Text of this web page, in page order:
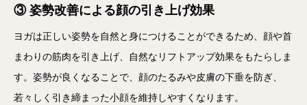
③ 姿勢改善による顔の引き上げ効果
ヨガは正しい姿勢を自然と身につけることができるため、顔や首
まわりの筋肉を引き上げ、自然なリフトアップ効果をもたらしま
す。姿勢が良くなることで、顔のたるみや皮膚の下垂を防ぎ、
若々しく引き締まった小顔を維持しやすくなります。